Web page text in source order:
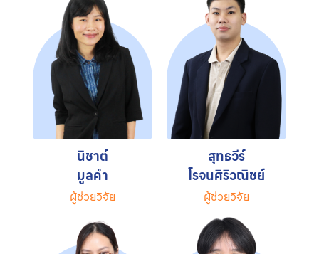
นิชาต์
มูลคำ
ผู้ช่วยวิจัย
สุทธวีร์
โรจนศิริวณิชย์
ผู้ช่วยวิจัย